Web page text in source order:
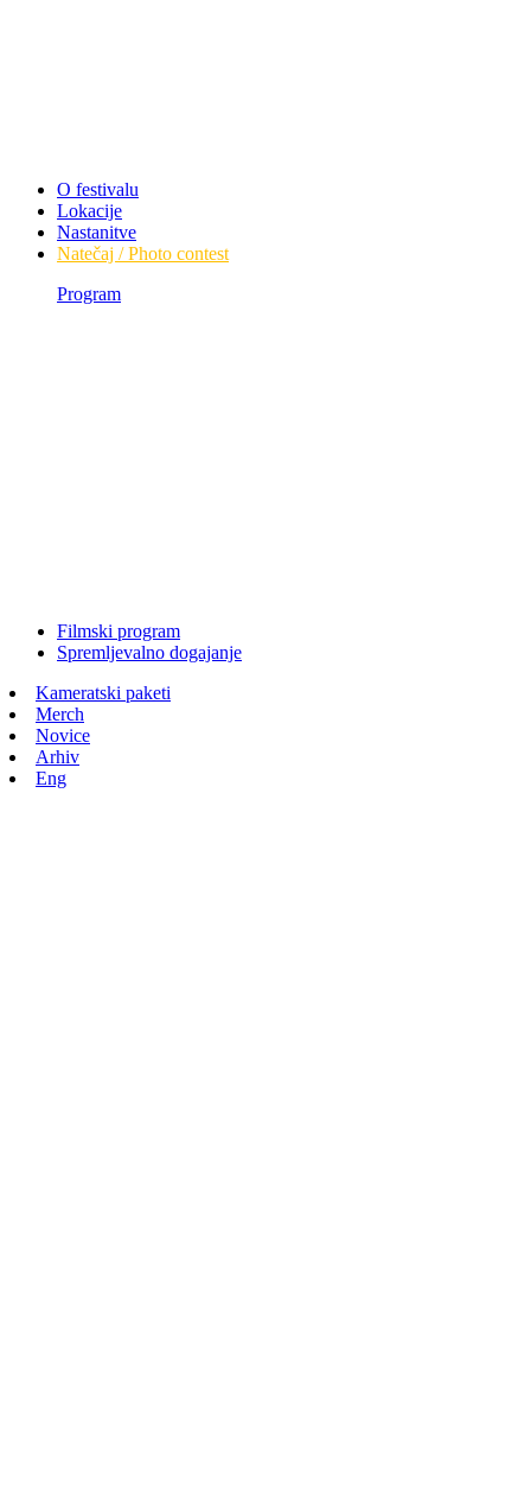
O festivalu
Lokacije
Nastanitve
Natečaj / Photo contest
Program
Filmski program
Spremljevalno dogajanje
Kameratski paketi
Merch
Novice
Arhiv
Eng